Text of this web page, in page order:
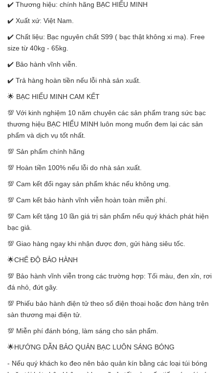
✔️ Thương hiệu: chính hãng BẠC HIỂU MINH
✔️ Xuất xứ: Việt Nam.
✔️ Chất liệu: Bạc nguyên chất S99 ( bạc thật không xi mạ). Free
size từ 40kg - 65kg.
✔️ Bảo hành vĩnh viễn.
✔️ Trả hàng hoàn tiền nếu lỗi nhà sản xuất.
🌟 BẠC HIỂU MINH CAM KẾT
💯 Với kinh nghiệm 10 năm chuyên các sản phẩm trang sức bạc
thương hiệu BẠC HIỂU MINH luôn mong muốn đem lại các sản
phẩm và dịch vụ tốt nhất.
💯 Sản phẩm chính hãng
💯 Hoàn tiền 100% nếu lỗi do nhà sản xuất.
💯 Cam kết đổi ngay sản phẩm khác nếu không ưng.
💯 Cam kết bảo hành vĩnh viễn hoàn toàn miễn phí.
💯 Cam kết tặng 10 lần giá trị sản phẩm nếu quý khách phát hiện
bạc giả.
💯 Giao hàng ngay khi nhận được đơn, gửi hàng siêu tốc.
🌟CHẾ ĐỘ BẢO HÀNH
💯 Bảo hành vĩnh viễn trong các trường hợp: Tối màu, đen xỉn, rơi
đá nhỏ, đứt gãy.
💯 Phiếu bảo hành điện tử theo số điện thoại hoặc đơn hàng trên
sàn thương mại điện tử.
💯 Miễn phí đánh bóng, làm sáng cho sản phẩm.
🌟HƯỚNG DẪN BẢO QUẢN BẠC LUÔN SÁNG BÓNG
- Nếu quý khách ko đeo nên bảo quản kín bằng các loại túi bóng